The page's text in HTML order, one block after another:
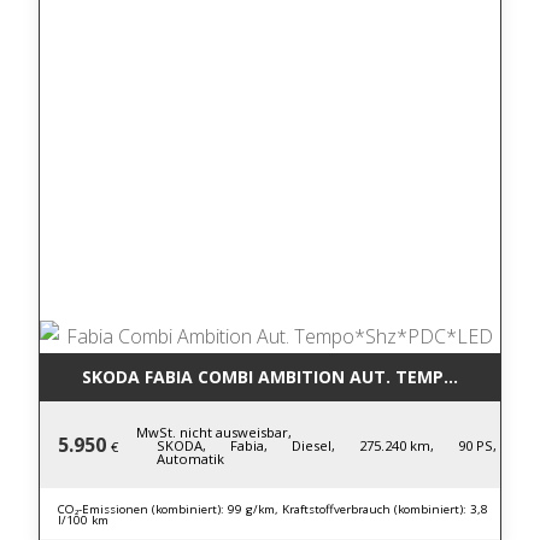
SKODA FABIA COMBI AMBITION AUT.
5.950 €
MwSt. nicht ausweisbar,
SKODA, Fabia, Diesel, 275.240 km, 90 PS,
Automatik
CO₂-Emissionen (kombiniert): 99 g/km, Kraftstoffverbrauch (kombiniert): 3,8
l/100 km